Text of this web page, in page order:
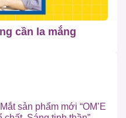
cần la mắng
sản phẩm mới “OM’E